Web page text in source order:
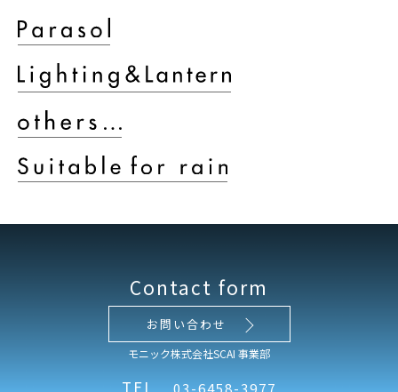
Contact form
お問い合わせ
モニック株式会社SCAI 事業部
TEL